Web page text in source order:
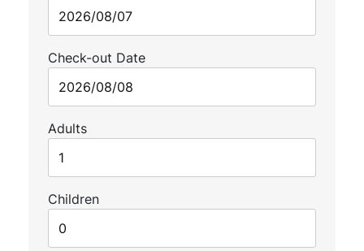
Check-out Date
Adults
Children